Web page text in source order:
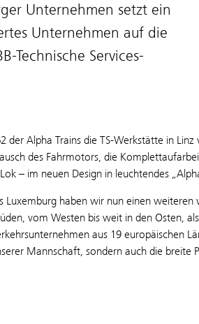
Unternehmen setzt ein
Unternehmen auf die
Technische Services-
der Alpha Trains die TS-Werkstätte in
des Fahrmotors, die
– im neuen Design in leuchtendes
haben wir nun einen
vom Westen bis weit in den Osten,
aus 19 europäischen
Mannschaft, sondern auch die breite